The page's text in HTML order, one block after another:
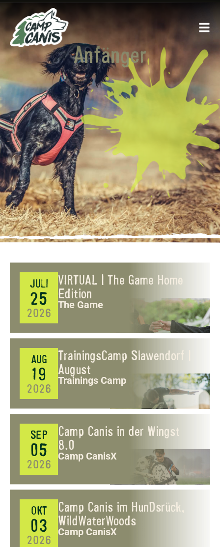
Anfänger
JULI
25
2026
VIRTUAL | The Game Home
Edition
The Game
AUG
19
2026
TrainingsCamp Slawendorf |
August
Trainings Camp
SEP
05
2026
Camp Canis in der Wingst
8.0
Camp CanisX
OKT
03
2026
Camp Canis im HunDsrück,
WildWaterWoods
Camp CanisX